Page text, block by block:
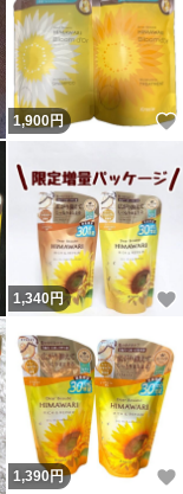
いいね！
1,900円
いいね！
1,340円
いいね！
1,390円